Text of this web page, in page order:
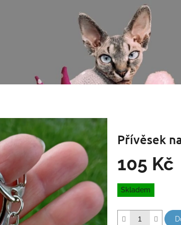
Přívěsek
105 Kč
Měrná
cena:
Skladem